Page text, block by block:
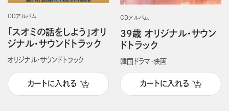
CDアルバム
「スオミの話をしよう」オリ
ジナル・サウンドトラック
オリジナル・サウンドトラック
カートに入れる
CDアルバム
39歳 オリジナル・サウン
ドトラック
韓国ドラマ・映画
カートに入れる